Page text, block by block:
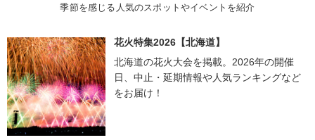
季節を感じる人気のスポットやイベントを紹介
花火特集2026【北海道】
北海道の花火大会を掲載。2026年の開催
日、中止・延期情報や人気ランキングなど
をお届け！